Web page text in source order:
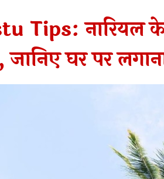
Tips: नारियल के
जानिए घर पर